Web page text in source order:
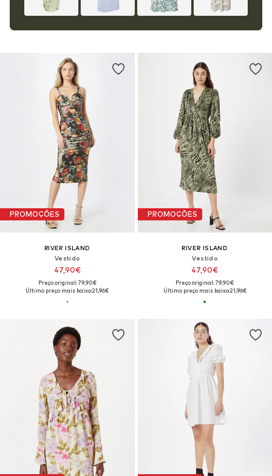
PROMOÇÕES
RIVER ISLAND
Vestido
47,90€
Preço original: 79,90€
Último preço mais baixo:21,96€
PROMOÇÕES
RIVER ISLAND
Vestido
47,90€
Preço original: 79,90€
Último preço mais baixo:21,96€